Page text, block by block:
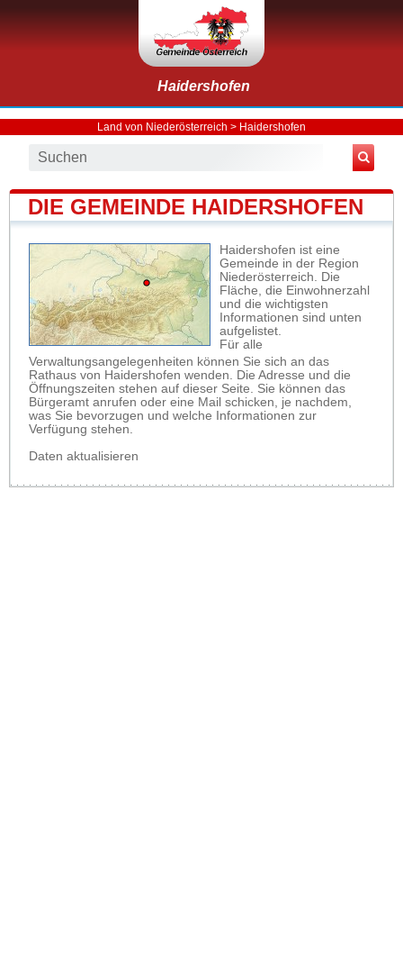
Haidershofen
Land von Niederösterreich > Haidershofen
DIE GEMEINDE HAIDERSHOFEN
Haidershofen ist eine
Gemeinde in der Region
Niederösterreich. Die
Fläche, die Einwohnerzahl
und die wichtigsten
Informationen sind unten
aufgelistet.
Für alle
Verwaltungsangelegenheiten können Sie sich an das
Rathaus von Haidershofen wenden. Die Adresse und die
Öffnungszeiten stehen auf dieser Seite. Sie können das
Bürgeramt anrufen oder eine Mail schicken, je nachdem,
was Sie bevorzugen und welche Informationen zur
Verfügung stehen.
Daten aktualisieren